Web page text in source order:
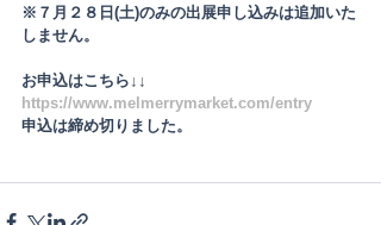
※７月２８日(土)のみの出展申し込みは追加いた
しません。
お申込はこちら↓↓
https://www.melmerrymarket.com/entry
申込は締め切りました。